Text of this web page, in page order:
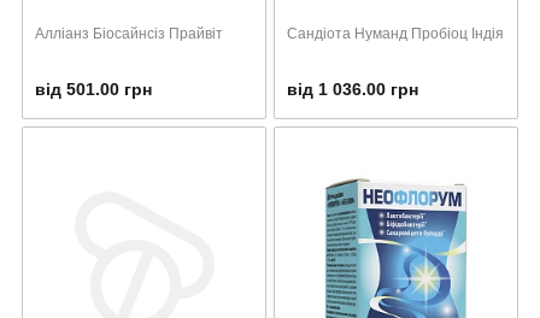
Алліанз Біосайнсіз Прайвіт
від 501.00 грн
Сандіота Нуманд Пробіоц Індія
від 1 036.00 грн